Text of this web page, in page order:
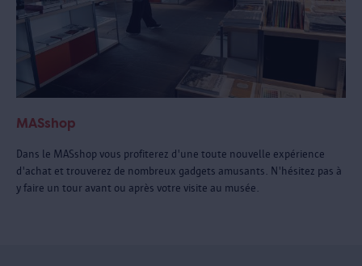
MASshop
Dans le MASshop vous profiterez d'une toute nouvelle expérience
d'achat et trouverez de nombreux gadgets amusants. N'hésitez pas à
y faire un tour avant ou après votre visite au musée.